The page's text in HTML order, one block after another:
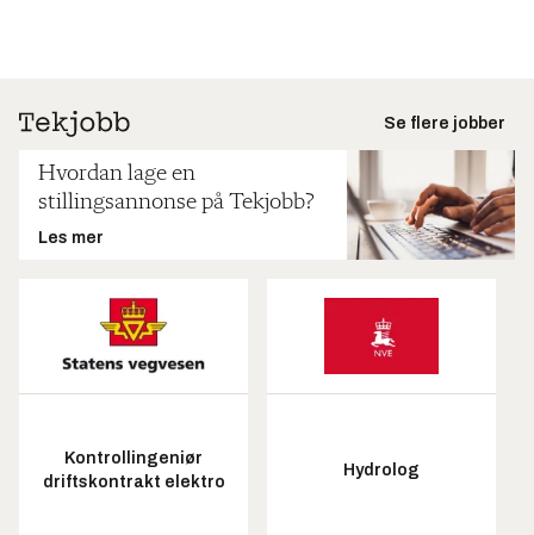
Se flere jobber
Hvordan lage en
stillingsannonse på Tekjobb?
Les mer
Kontrollingeniør
driftskontrakt elektro
Hydrolog